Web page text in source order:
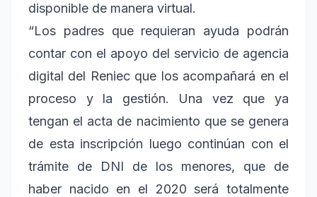
disponible de manera virtual.
“Los padres que requieran ayuda podrán
contar con el apoyo del servicio de agencia
digital del Reniec que los acompañará en el
proceso y la gestión. Una vez que ya
tengan el acta de nacimiento que se genera
de esta inscripción luego continúan con el
trámite de DNI de los menores, que de
haber nacido en el 2020 será totalmente